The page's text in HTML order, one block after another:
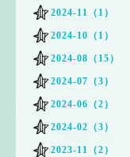
2024-11（1）
2024-10（1）
2024-08（15）
2024-07（3）
2024-06（2）
2024-02（3）
2023-11（2）